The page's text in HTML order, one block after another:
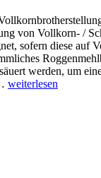
von Vollkorn- /
sofern diese auf
werden, um
weiterlesen